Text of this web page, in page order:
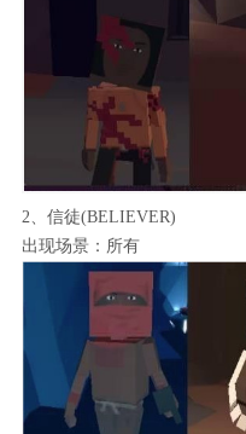
2、信徒(BELIEVER)
出现场景：所有